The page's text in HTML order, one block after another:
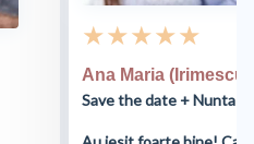
★ ★ ★ ★ ★
Ana Maria (Irimescu)
Save the date + Nunta